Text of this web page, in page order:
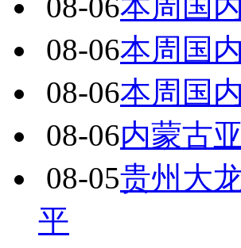
08-06本周国
08-06本周国
08-06内蒙古
08-05贵州大
平